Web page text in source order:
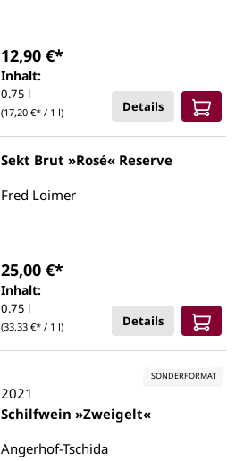
Inhalt:
0.75 l
(17,20 €* / 1 l)
12,90 €*
Details
Sekt Brut »Rosé« Reserve
Fred Loimer
Inhalt:
0.75 l
(33,33 €* / 1 l)
25,00 €*
Details
SONDERFORMAT
2021
Schilfwein »Zweigelt«
Angerhof-Tschida